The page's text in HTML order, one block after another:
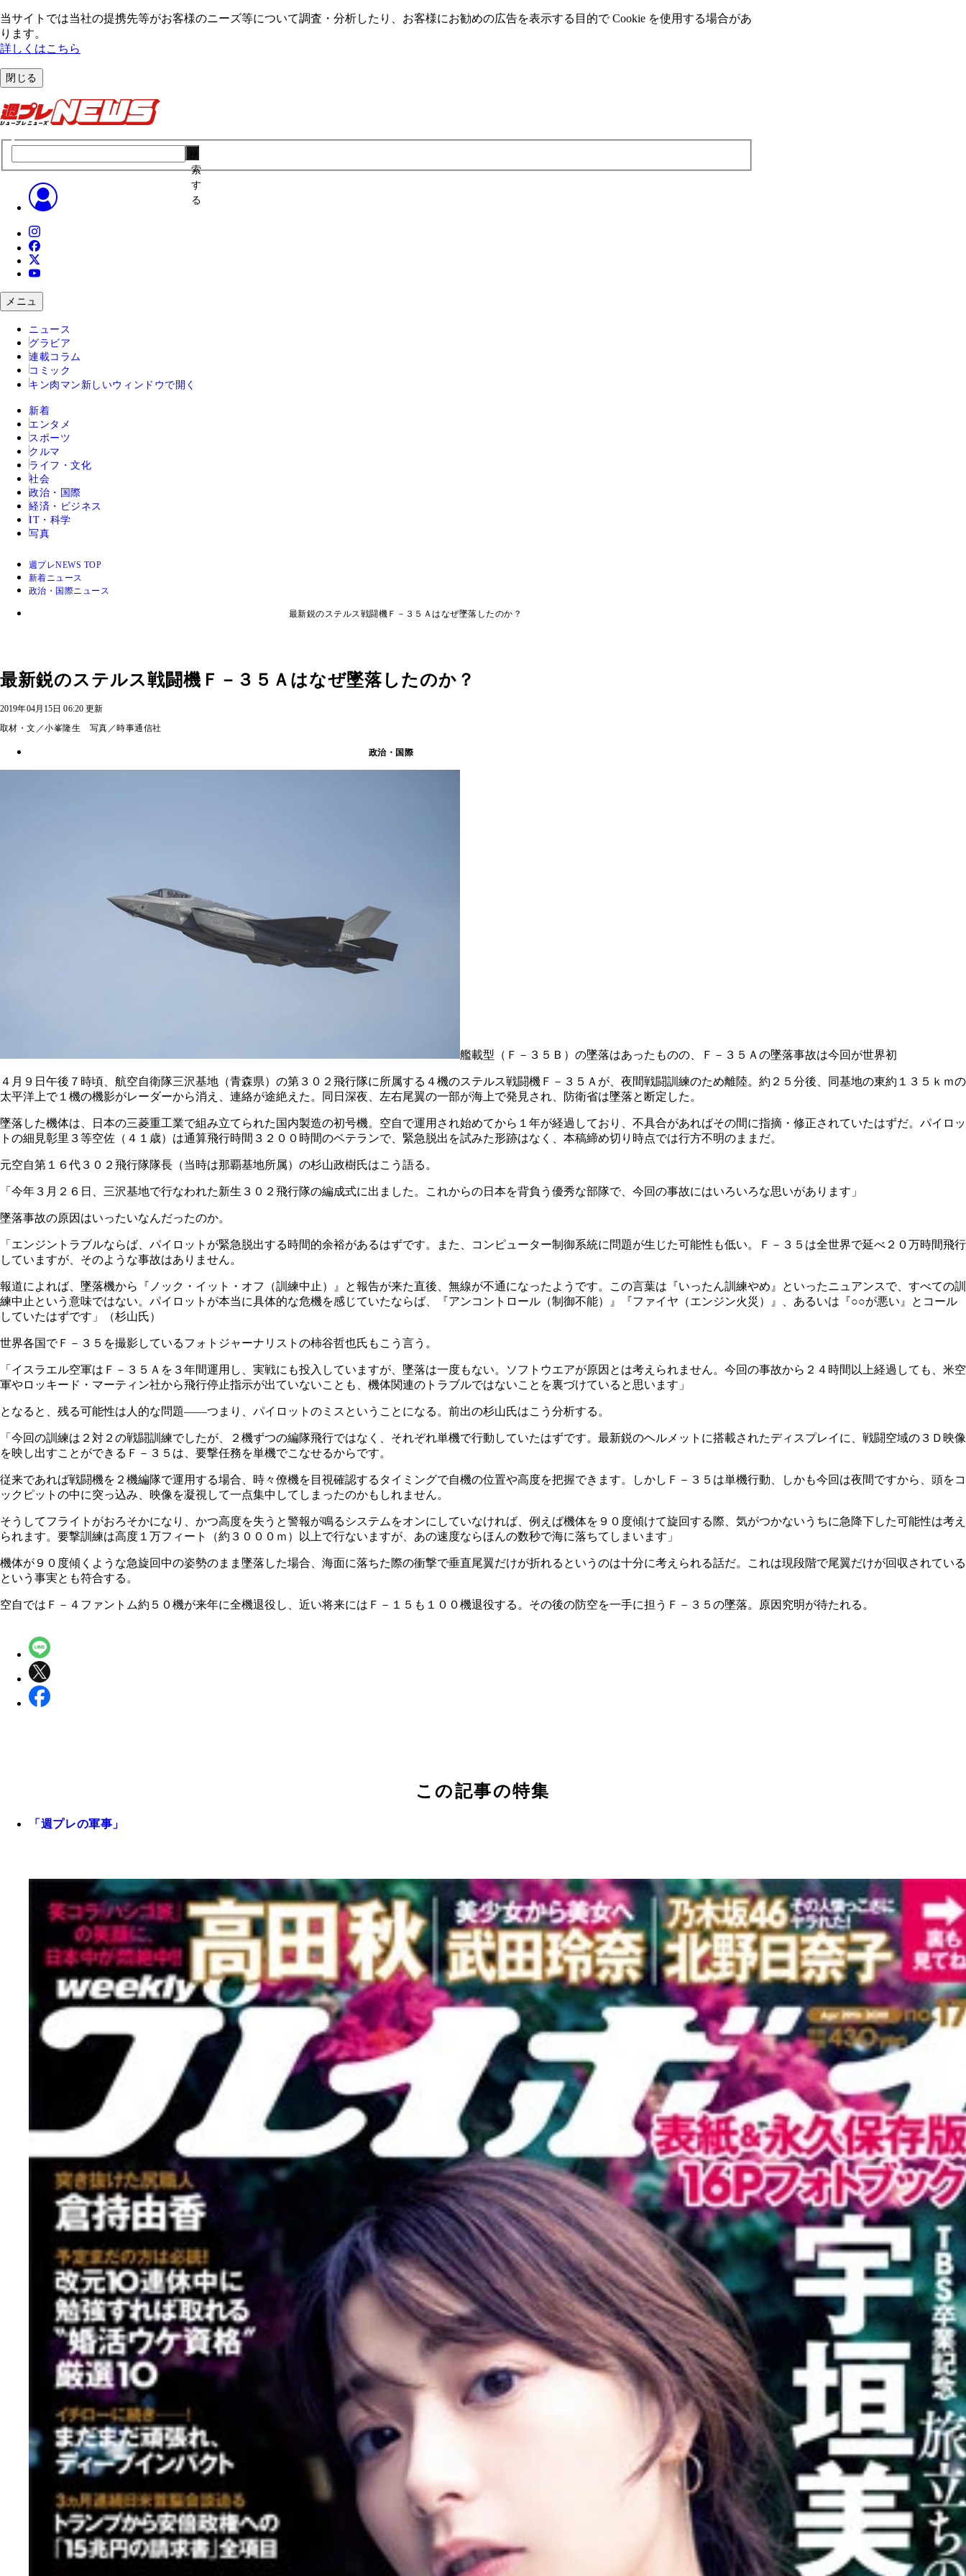
当サイトでは当社の提携先等がお客様のニーズ等について調査・分析したり、お客様にお勧めの広告を表⽰する⽬的で Cookie を使⽤する場合があ
ります。
詳しくはこちら
閉じる
索
す
る
メニュ
ニュース
グラビア
連載コラム
コミック
キン肉マン 新しいウィンドウで開く
新着
エンタメ
スポーツ
クルマ
ライフ・文化
社会
政治・国際
経済・ビジネス
IT・科学
写真
週プレNEWS TOP
新着ニュース
政治・国際ニュース
最新鋭のステルス戦闘機Ｆ－３５Ａはなぜ墜落したのか？
最新鋭のステルス戦闘機Ｆ－３５Ａはなぜ墜落したのか？
2019年04月15日 06:20 更新
取材・文／小峯隆生 写真／時事通信社
政治・国際
艦載型（Ｆ－３５Ｂ）の墜落はあったものの、Ｆ－３５Ａの墜落事故は今回が世界初
４月９日午後７時頃、航空自衛隊三沢基地（青森県）の第３０２飛行隊に所属する４機のステルス戦闘機Ｆ－３５Ａが、夜間戦闘訓練のため離陸。約２５分後、同基地の東約１３５ｋｍの
太平洋上で１機の機影がレーダーから消え、連絡が途絶えた。同日深夜、左右尾翼の一部が海上で発見され、防衛省は墜落と断定した。
墜落した機体は、日本の三菱重工業で組み立てられた国内製造の初号機。空自で運用され始めてから１年が経過しており、不具合があればその間に指摘・修正されていたはずだ。パイロッ
トの細見彰里３等空佐（４１歳）は通算飛行時間３２００時間のベテランで、緊急脱出を試みた形跡はなく、本稿締め切り時点では行方不明のままだ。
元空自第１６代３０２飛行隊隊長（当時は那覇基地所属）の杉山政樹氏はこう語る。
「今年３月２６日、三沢基地で行なわれた新生３０２飛行隊の編成式に出ました。これからの日本を背負う優秀な部隊で、今回の事故にはいろいろな思いがあります」
墜落事故の原因はいったいなんだったのか。
「エンジントラブルならば、パイロットが緊急脱出する時間的余裕があるはずです。また、コンピューター制御系統に問題が生じた可能性も低い。Ｆ－３５は全世界で延べ２０万時間飛行
していますが、そのような事故はありません。
報道によれば、墜落機から『ノック・イット・オフ（訓練中止）』と報告が来た直後、無線が不通になったようです。この言葉は『いったん訓練やめ』といったニュアンスで、すべての訓
練中止という意味ではない。パイロットが本当に具体的な危機を感じていたならば、『アンコントロール（制御不能）』『ファイヤ（エンジン火災）』、あるいは『○○が悪い』とコール
していたはずです」（杉山氏）
世界各国でＦ－３５を撮影しているフォトジャーナリストの柿谷哲也氏もこう言う。
「イスラエル空軍はＦ－３５Ａを３年間運用し、実戦にも投入していますが、墜落は一度もない。ソフトウエアが原因とは考えられません。今回の事故から２４時間以上経過しても、米空
軍やロッキード・マーティン社から飛行停止指示が出ていないことも、機体関連のトラブルではないことを裏づけていると思います」
となると、残る可能性は人的な問題――つまり、パイロットのミスということになる。前出の杉山氏はこう分析する。
「今回の訓練は２対２の戦闘訓練でしたが、２機ずつの編隊飛行ではなく、それぞれ単機で行動していたはずです。最新鋭のヘルメットに搭載されたディスプレイに、戦闘空域の３Ｄ映像
を映し出すことができるＦ－３５は、要撃任務を単機でこなせるからです。
従来であれば戦闘機を２機編隊で運用する場合、時々僚機を目視確認するタイミングで自機の位置や高度を把握できます。しかしＦ－３５は単機行動、しかも今回は夜間ですから、頭をコ
ックピットの中に突っ込み、映像を凝視して一点集中してしまったのかもしれません。
そうしてフライトがおろそかになり、かつ高度を失うと警報が鳴るシステムをオンにしていなければ、例えば機体を９０度傾けて旋回する際、気がつかないうちに急降下した可能性は考え
られます。要撃訓練は高度１万フィート（約３０００ｍ）以上で行ないますが、あの速度ならほんの数秒で海に落ちてしまいます」
機体が９０度傾くような急旋回中の姿勢のまま墜落した場合、海面に落ちた際の衝撃で垂直尾翼だけが折れるというのは十分に考えられる話だ。これは現段階で尾翼だけが回収されている
という事実とも符合する。
空自ではＦ－４ファントム約５０機が来年に全機退役し、近い将来にはＦ－１５も１００機退役する。その後の防空を一手に担うＦ－３５の墜落。原因究明が待たれる。
この記事の特集
「週プレの軍事」